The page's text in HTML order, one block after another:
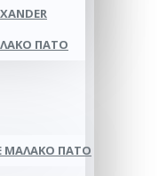
ΠΆΤΟ
ΜΑΛΑΚΟ ΠΑΤΟ